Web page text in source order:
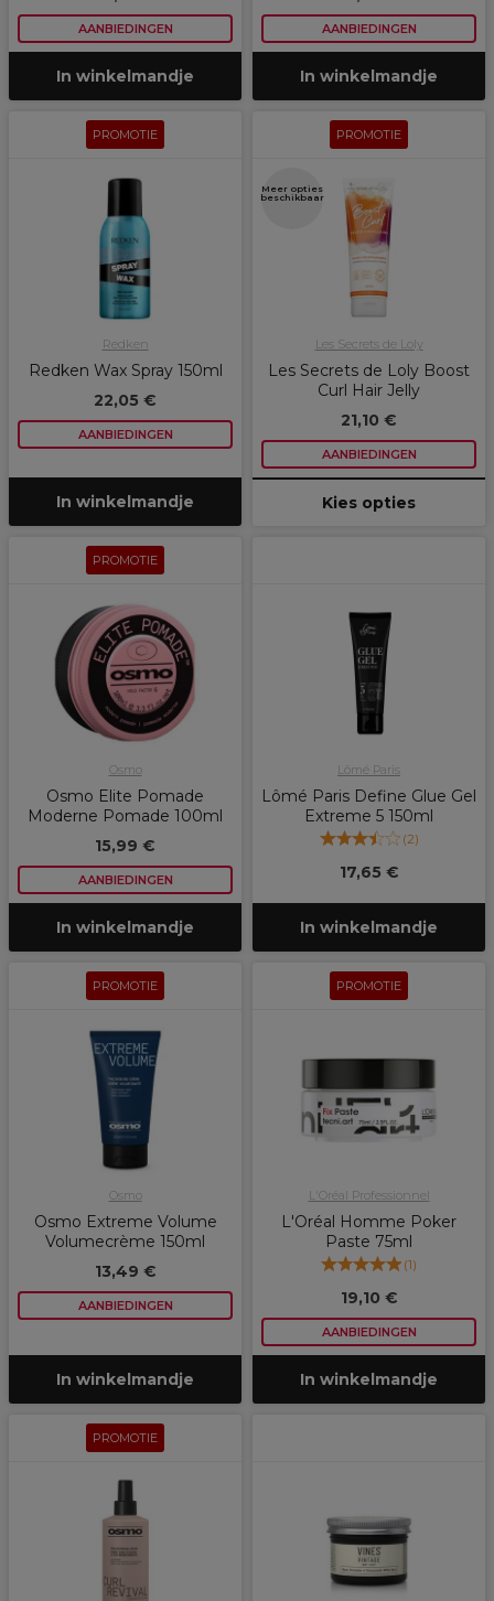
AANBIEDINGEN
In winkelmandje
AANBIEDINGEN
In winkelmandje
PROMOTIE
Redken
Redken Wax Spray 150ml
22,05 €
AANBIEDINGEN
In winkelmandje
PROMOTIE
Meer opties
beschikbaar
Les Secrets de Loly
Les Secrets de Loly Boost
Curl Hair Jelly
21,10 €
AANBIEDINGEN
Kies opties
PROMOTIE
Osmo
Osmo Elite Pomade
Moderne Pomade 100ml
15,99 €
AANBIEDINGEN
In winkelmandje
Lômé Paris
Lômé Paris Define Glue Gel
Extreme 5 150ml
(2)
17,65 €
In winkelmandje
PROMOTIE
Osmo
Osmo Extreme Volume
Volumecrème 150ml
13,49 €
AANBIEDINGEN
In winkelmandje
PROMOTIE
L'Oréal Professionnel
L'Oréal Homme Poker
Paste 75ml
(1)
19,10 €
AANBIEDINGEN
In winkelmandje
PROMOTIE